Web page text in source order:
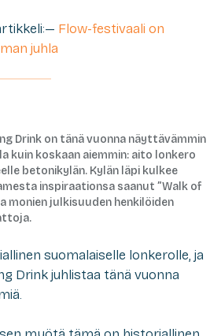
Flow-festivaali on
juhla
Drink on tänä vuonna näyttävämmin
kuin koskaan aiemmin: aito lonkero
betonikylän. Kylän läpi kulkee
inspiraationsa saanut ”Walk of
monien julkisuuden henkilöiden
suomalaiselle lonkerolle, ja
Drink juhlistaa tänä vuonna